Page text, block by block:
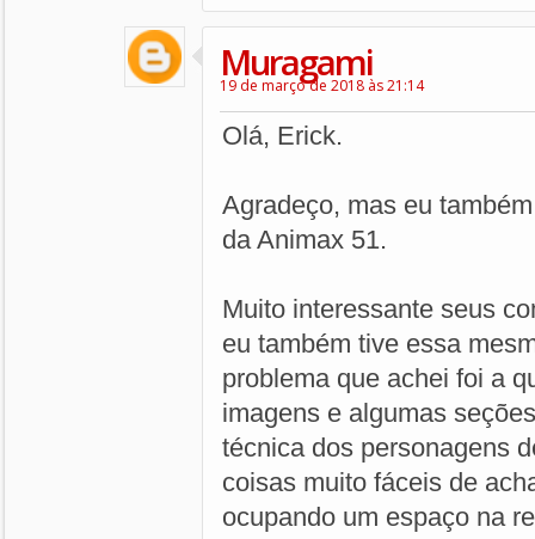
Muragami
19 de março de 2018 às 21:14
Olá, Erick.
Agradeço, mas eu
da Animax 51.
Muito interessante seus
eu também tive essa
problema que achei foi a
imagens e algumas
técnica dos personagens
coisas muito fáceis de
ocupando um espaço na